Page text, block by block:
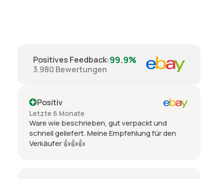
Positives Feedback:99.9%
3.980 Bewertungen
Positiv
Letzte 6 Monate
Ware wie beschrieben, gut verpackt und
schnell geliefert. Meine Empfehlung für den
Verkäufer 👍👍👍